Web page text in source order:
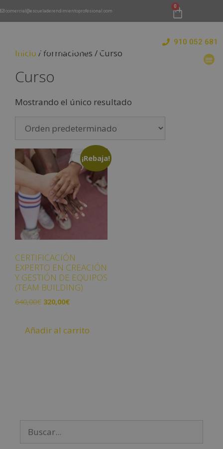
comercial@escueladerendimientoprofesional.com
910 052 681
Inicio / formaciones / Curso
Curso
Mostrando el único resultado
¡Rebaja!
CERTIFICACIÓN
EXPERTO EN CREACIÓN
Y GESTIÓN DE EQUIPOS
(TEAM BUILDING)
640,00€ 320,00€
Añadir al carrito